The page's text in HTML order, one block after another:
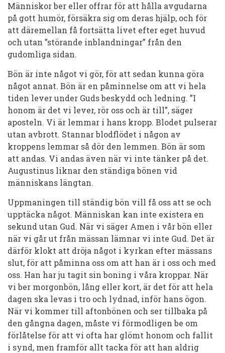
Människor ber eller offrar för att hålla avgudarna
på gott humör, försäkra sig om deras hjälp, och för
att däremellan få fortsätta livet efter eget huvud
och utan ”störande inblandningar” från den
gudomliga sidan.
Bön är inte något vi gör, för att sedan kunna göra
något annat. Bön är en påminnelse om att vi hela
tiden lever under Guds beskydd och ledning. ”I
honom är det vi lever, rör oss och är till”, säger
aposteln. Vi är lemmar i hans kropp. Blodet pulserar
utan avbrott. Stannar blodflödet i någon av
kroppens lemmar så dör den lemmen. Bön är som
att andas. Vi andas även när vi inte tänker på det.
Augustinus liknar den ständiga bönen vid
människans längtan.
Uppmaningen till ständig bön vill få oss att se och
upptäcka något. Människan kan inte existera en
sekund utan Gud. När vi säger Amen i vår bön eller
när vi går ut från mässan lämnar vi inte Gud. Det är
därför klokt att dröja något i kyrkan efter mässans
slut, för att påminna oss om att han är i oss och med
oss. Han har ju tagit sin boning i våra kroppar. När
vi ber morgonbön, lång eller kort, är det för att hela
dagen ska levas i tro och lydnad, inför hans ögon.
När vi kommer till aftonbönen och ser tillbaka på
den gångna dagen, måste vi förmodligen be om
förlåtelse för att vi ofta har glömt honom och fallit
i synd, men framför allt tacka för att han aldrig